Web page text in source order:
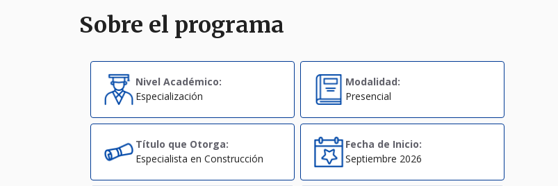
Sobre el programa
Nivel Académico:
Especialización
Modalidad:
Presencial
Título que Otorga:
Especialista en Construcción
Fecha de Inicio:
Septiembre 2026